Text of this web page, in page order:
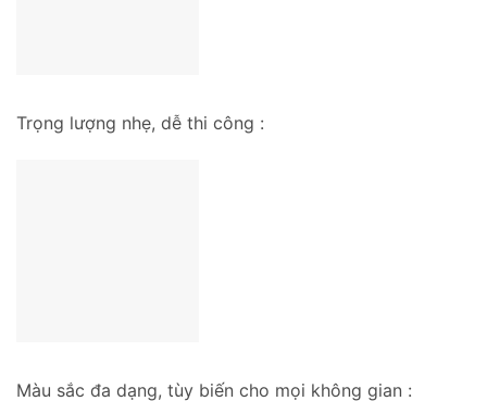
Trọng lượng nhẹ, dễ thi công :
Màu sắc đa dạng, tùy biến cho mọi không gian :